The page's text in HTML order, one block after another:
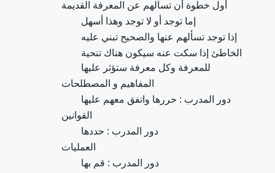
أول خطوة أن تسألهم عن المعرفة القديمة
إما توجد أو لا توجد وهذا أسهل
إذا توجد تسألهم عنها والصحيح تبني عليه
الخاطئ إذا سكت عنه سيكون هناك تنحية
للمعرفة وكل معرفة ستؤثر عليها
المفاهيم و المصطلحات
دور المدرب : حررها واتفق معهم عليها
القوانين
دور المدرب : حددها
العمليات
دور المدرب : قم بها